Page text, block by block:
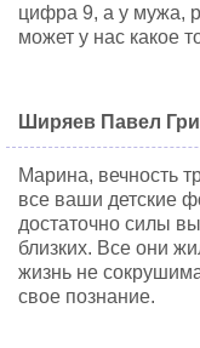
цифра 9, а у мужа,
может у нас какое
Ширяев Павел
Марина, вечность
все ваши детские
достаточно силы
близких. Все они
жизнь не
свое познание.